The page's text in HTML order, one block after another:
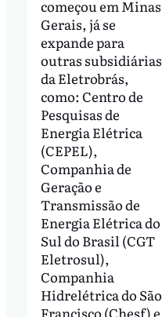
começou em Minas
Gerais, já se
expande para
outras subsidiárias
da Eletrobrás,
como: Centro de
Pesquisas de
Energia Elétrica
(CEPEL),
Companhia de
Geração e
Transmissão de
Energia Elétrica do
Sul do Brasil (CGT
Eletrosul),
Companhia
Hidrelétrica do São
Francisco (Chesf) e